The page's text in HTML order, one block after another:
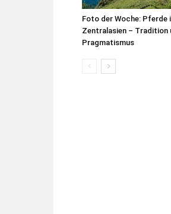
Foto der Woche: Pferde
Zentralasien – Tradition
Pragmatismus